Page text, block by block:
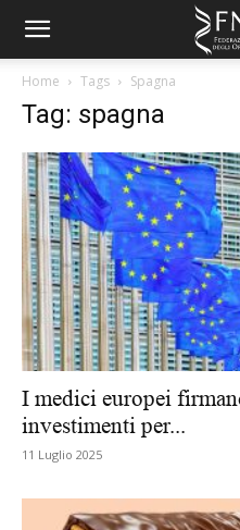
Home Tags Spagna
Tag: spagna
I medici europei
investimenti per...
11 Luglio 2025